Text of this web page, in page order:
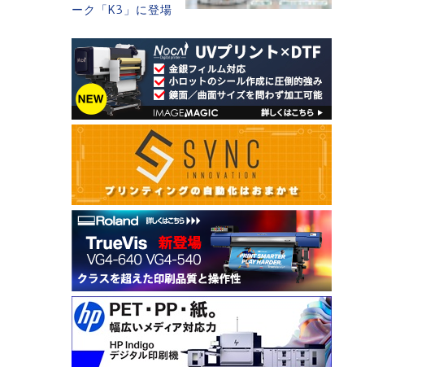
ーク「K3」に登場